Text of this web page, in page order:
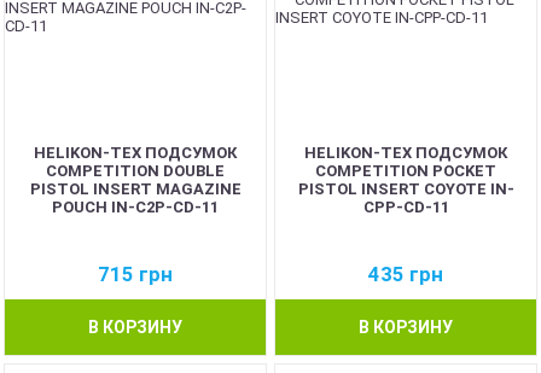
HELIKON-TEX ПОДСУМОК
COMPETITION DOUBLE
PISTOL INSERT MAGAZINE
POUCH IN-C2P-CD-11
715 грн
В КОРЗИНУ
HELIKON-TEX ПОДСУМОК
COMPETITION POCKET
PISTOL INSERT COYOTE IN-
CPP-CD-11
435 грн
В КОРЗИНУ